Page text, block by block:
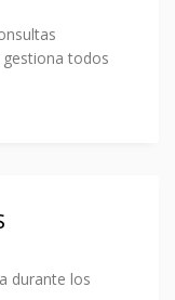
todos
durante los